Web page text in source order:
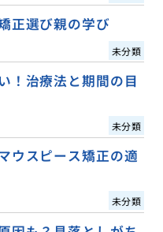
正選び親の学び
未分類
！治療法と期間の目
未分類
ウスピース矯正の適
未分類